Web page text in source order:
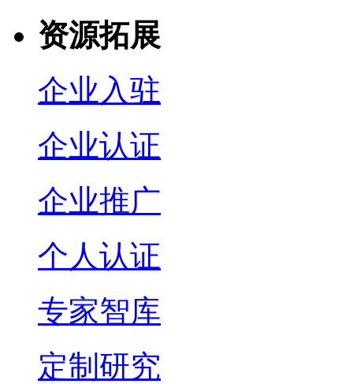
资源拓展
企业入驻
企业认证
企业推广
个人认证
专家智库
定制研究